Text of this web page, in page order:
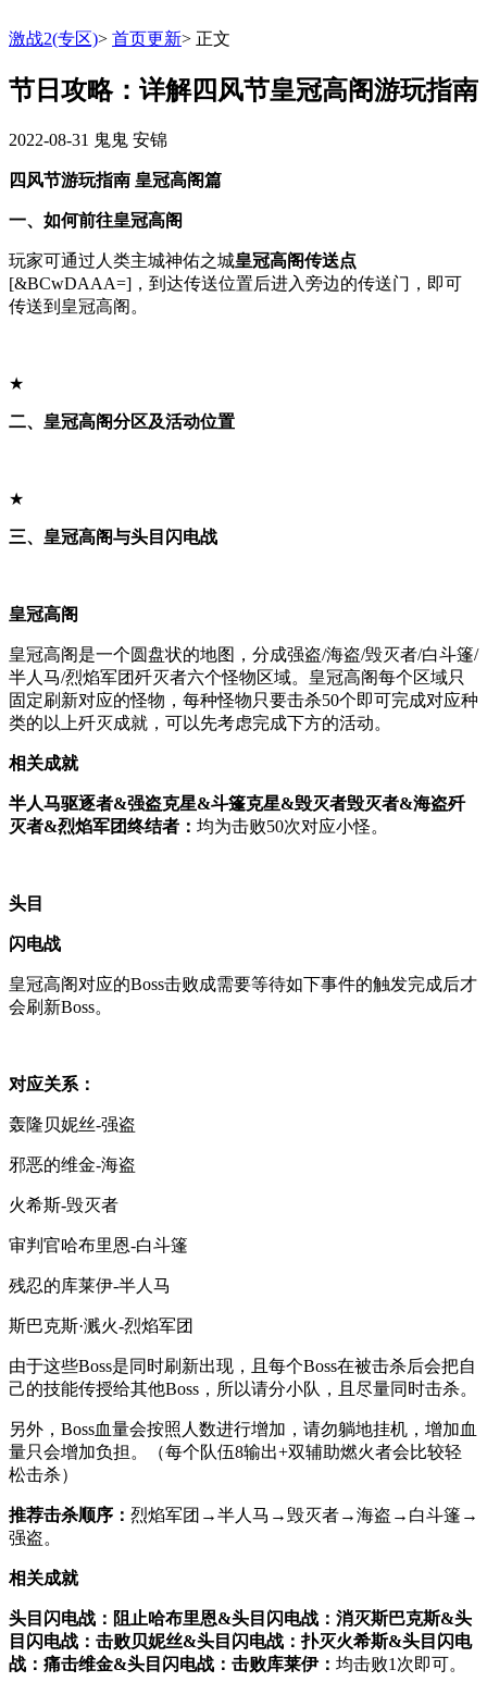
激战2(专区)> 首页更新> 正文
节日攻略：详解四风节皇冠高阁游玩指南
2022-08-31 鬼鬼 安锦
四风节游玩指南 皇冠高阁篇
一、如何前往皇冠高阁
玩家可通过人类主城神佑之城皇冠高阁传送点
[&BCwDAAA=]，到达传送位置后进入旁边的传送门，即可
传送到皇冠高阁。
★
二、皇冠高阁分区及活动位置
★
三、皇冠高阁与头目闪电战
皇冠高阁
皇冠高阁是一个圆盘状的地图，分成强盗/海盗/毁灭者/白斗篷/
半人马/烈焰军团歼灭者六个怪物区域。皇冠高阁每个区域只
固定刷新对应的怪物，每种怪物只要击杀50个即可完成对应种
类的以上歼灭成就，可以先考虑完成下方的活动。
相关成就
半人马驱逐者&强盗克星&斗篷克星&毁灭者毁灭者&海盗歼
灭者&烈焰军团终结者： 均为击败50次对应小怪。
头目
闪电战
皇冠高阁对应的Boss击败成需要等待如下事件的触发完成后才
会刷新Boss。
对应关系：
轰隆贝妮丝-强盗
邪恶的维金-海盗
火希斯-毁灭者
审判官哈布里恩-白斗篷
残忍的库莱伊-半人马
斯巴克斯·溅火-烈焰军团
由于这些Boss是同时刷新出现，且每个Boss在被击杀后会把自
己的技能传授给其他Boss，所以请分小队，且尽量同时击杀。
另外，Boss血量会按照人数进行增加，请勿躺地挂机，增加血
量只会增加负担。（每个队伍8输出+双辅助燃火者会比较轻
松击杀）
推荐击杀顺序： 烈焰军团→半人马→毁灭者→海盗→白斗篷→
强盗。
相关成就
头目闪电战：阻止哈布里恩&头目闪电战：消灭斯巴克斯&头
目闪电战：击败贝妮丝&头目闪电战：扑灭火希斯&头目闪电
战：痛击维金&头目闪电战：击败库莱伊： 均击败1次即可。